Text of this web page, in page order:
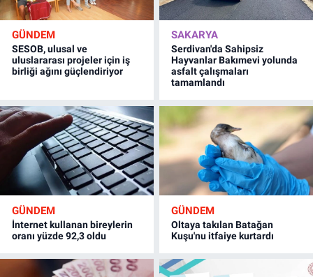
GÜNDEM
SESOB, ulusal ve
uluslararası projeler için iş
birliği ağını güçlendiriyor
SAKARYA
Serdivan'da Sahipsiz
Hayvanlar Bakımevi yolunda
asfalt çalışmaları
tamamlandı
GÜNDEM
İnternet kullanan bireylerin
oranı yüzde 92,3 oldu
GÜNDEM
Oltaya takılan Batağan
Kuşu'nu itfaiye kurtardı